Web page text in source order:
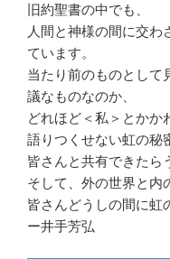
旧約聖書の中でも、
人間と神様の間に交わ
ています。
当たり前のものとして
議なものなのか、
どれほど＜私＞とかか
語りつくせない虹の秘
皆さんと共有できたら
そして、外の世界と内
皆さんどうしの間に虹
ー井手芳弘